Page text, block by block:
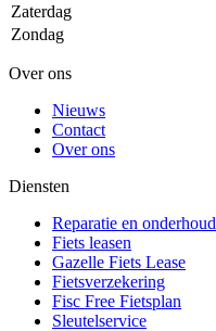
Zaterdag
Zondag
Over ons
Nieuws
Contact
Over ons
Diensten
Reparatie en onderhoud
Fiets leasen
Gazelle Fiets Lease
Fietsverzekering
Fisc Free Fietsplan
Sleutelservice